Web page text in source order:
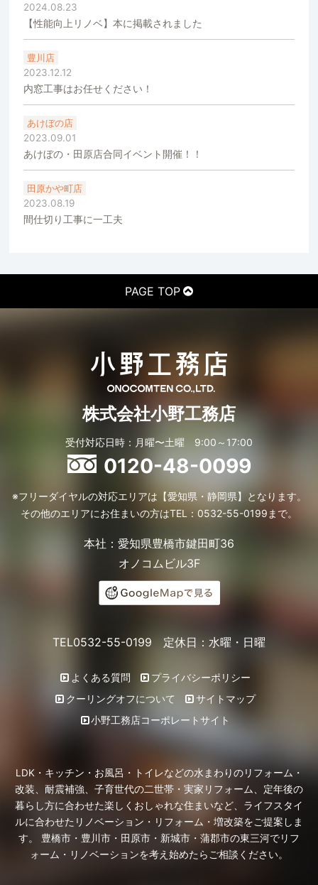
2024.08.23
【性能向上リノベ】本に掲載されました
豊川店
2023.12.12
内窓工事はお任せください！
あけぼの店
2023.09.01
あけぼの・田原店合同イベント開催！！
田原かや町店
2023.08.19
間仕切り工事に一工夫
PAGE TOP
株式会社小野工務店
受付対応日時：月曜〜土曜 9:00～17:00
0120-48-0099
※フリーダイヤルの対応エリアは【愛知県・静岡県】となります。
その他のエリアにお住まいの方はTEL：0532-55-0199まで。
本社：愛知県豊橋市鍵田町36
オノコムビル3F
TEL0532-55-0199 定休日：水曜・日曜
よくある質問
プライバシーポリシー
クーリングオフについて
サイトマップ
小野工務店コーポレートサイト
LDK・キッチン・お風呂・トイレなどの水まわりのリフォーム・
改装、耐震補強、子育世代の二世帯・実家リフォーム、定年後の
暮らし方に合わせた楽しくおしゃれな住まいなど、ライフスタイ
ルに合わせたリノベーション・リフォーム・増改築をご提案しま
す。 豊橋市・豊川市・田原市・新城市・蒲郡市の東三河でリフ
ォーム・リノベーションを考え始めたらご相談ください。